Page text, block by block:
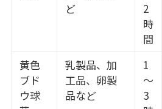
ど
2
時
間
黄色
ブド
ウ球
乳製品、加
工品、卵製
品など
1
～
3